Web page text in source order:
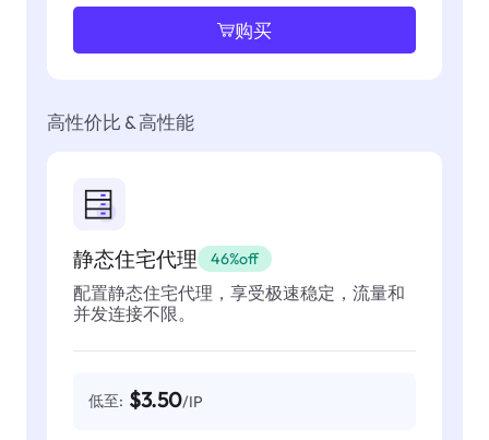
购买
高性价比 & 高性能
静态住宅代理 46%off
配置静态住宅代理，享受极速稳定，流量和
并发连接不限。
低至: $3.50/IP